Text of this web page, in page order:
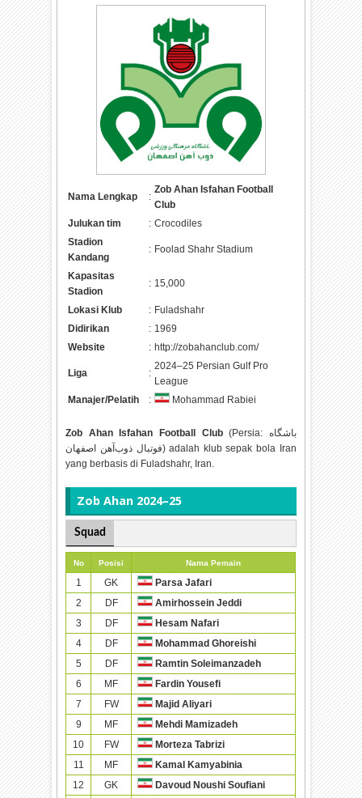
Nama Lengkap :
Zob Ahan Isfahan Football
Club
Julukan tim
: Crocodiles
Stadion
Kandang
: Foolad Shahr Stadium
Kapasitas
Stadion
: 15,000
Lokasi Klub : Fuladshahr
Didirikan
: 1969
Website
: http://zobahanclub.com/
Liga :
2024–25 Persian Gulf Pro
League
Manajer/Pelatih
: Mohammad Rabiei
Zob Ahan Isfahan Football Club(Persia: باشگاه
فوتبال ذوب‌آهن اصفهان) adalah klub sepak bola Iran
yang berbasis di Fuladshahr, Iran.
Zob Ahan 2024–25
Squad
No Posisi Nama Pemain
1 GK
Parsa Jafari
2
DF
Amirhossein Jeddi
3
DF
Hesam Nafari
4
DF
Mohammad Ghoreishi
5
DF
Ramtin Soleimanzadeh
6
MF
Fardin Yousefi
7
FW
Majid Aliyari
9
MF
Mehdi Mamizadeh
10
FW
Morteza Tabrizi
11
MF
Kamal Kamyabinia
12
GK
Davoud Noushi Soufiani